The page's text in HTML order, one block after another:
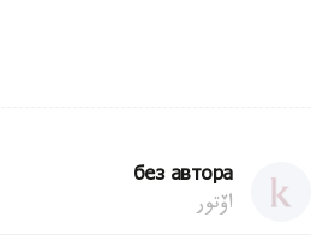
без автора
اۆتور